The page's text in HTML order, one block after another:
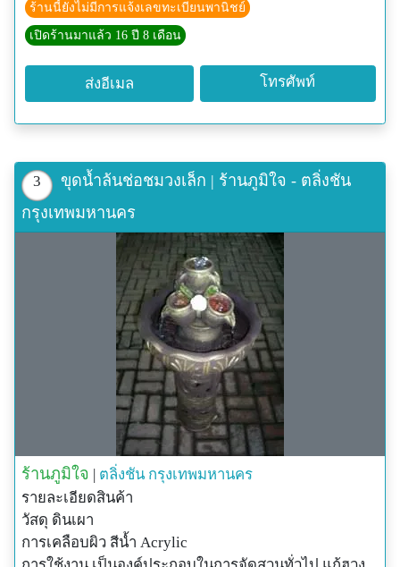
ร้านนี้ยังไม่มีการแจ้งเลขทะเบียนพานิชย์
เปิดร้านมาแล้ว 16 ปี 8 เดือน
ส่งอีเมล โทรศัพท์
3
ขุดน้ำล้นช่อชมวงเล็ก | ร้านภูมิใจ - ตลิ่งชัน
กรุงเทพมหานคร
ร้านภูมิใจ ตลิ่งชัน กรุงเทพมหานคร
รายละเอียดสินค้า
วัสดุ ดินเผา
การเคลือบผิว สีน้ำ Acrylic